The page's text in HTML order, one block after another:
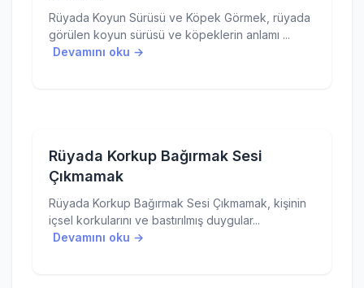
Rüyada Koyun Sürüsü ve Köpek Görmek, rüyada
görülen koyun sürüsü ve köpeklerin anlamı ...
Devamını oku →
Rüyada Korkup Bağırmak Sesi
Çıkmamak
Rüyada Korkup Bağırmak Sesi Çıkmamak, kişinin
içsel korkularını ve bastırılmış duygular...
Devamını oku →